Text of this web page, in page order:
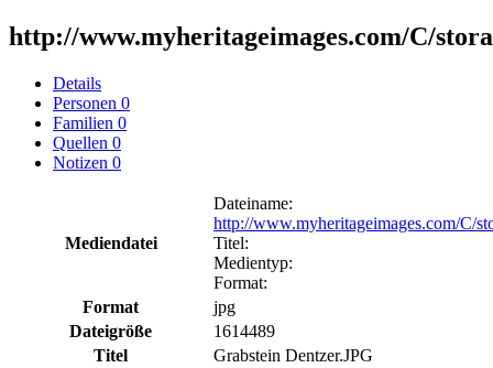
http://www.myheritageimages.com/C/
Details
Personen 0
Familien 0
Quellen 0
Notizen 0
Mediendatei
Dateiname:
http://www.myheritageimages.com/C/
Titel:
Medientyp:
Format:
Format
jpg
Dateigröße
1614489
Titel
Grabstein Dentzer.JPG